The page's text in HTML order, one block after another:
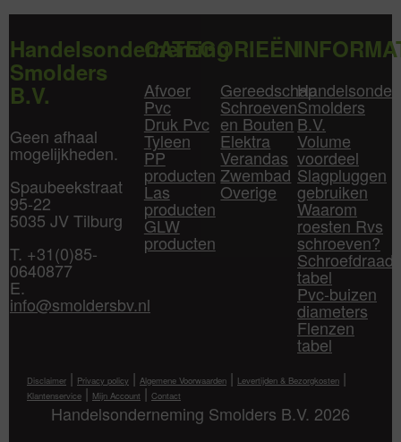
Handelsonderneming
Smolders
B.V.
Geen afhaal
mogelijkheden.
Spaubeekstraat
95-22
5035 JV Tilburg
T. +31(0)85-
0640877
E.
info@smoldersbv.nl
CATEGORIEËN
Afvoer
Pvc
Druk Pvc
Tyleen
PP
producten
Las
producten
GLW
producten
Gereedschap
Schroeven
en Bouten
Elektra
Verandas
Zwembad
Overige
Smolders
B.V.
Volume
voordeel
Slagpluggen
gebruiken
Waarom
roesten Rvs
schroeven?
Schroefdraad
tabel
Pvc-buizen
diameters
Flenzen
tabel
Disclaimer | Privacy policy | Algemene Voorwaarden | Levertijden & Bezorgkosten |
Klantenservice | Mijn Account | Contact
Handelsonderneming Smolders B.V. 2026